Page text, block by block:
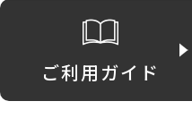
ご利用ガイド